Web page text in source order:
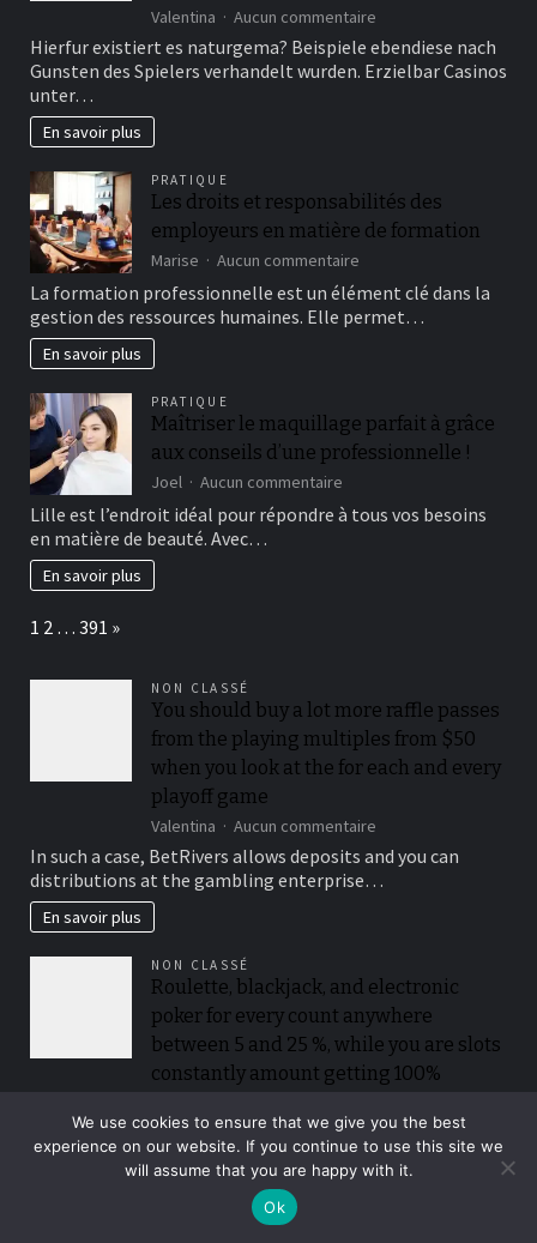
sport
Valentina Aucun commentaire
Dies
war
essentiell,
Fragen
ferner
Hilfe
bekommen
Hierfur existiert es naturgema? Beispiele ebendiese nach
Gunsten des Spielers verhandelt wurden. Erzielbar Casinos
unter…
En savoir plus
PRATIQUE
Les droits et responsabilités des
employeurs en matière de formation
Marise Aucun commentaire
droits
et
matière
de
La formation professionnelle est un élément clé dans la
gestion des ressources humaines. Elle permet…
En savoir plus
PRATIQUE
Maîtriser le maquillage parfait à grâce
aux conseils d’une professionnelle !
Joel Aucun commentaire
Maîtriser
le
!
Lille est l’endroit idéal pour répondre à tous vos besoins
en matière de beauté. Avec…
En savoir plus
Page:
1 2 … 391 Next
»
NON CLASSÉ
You should buy a lot more raffle passes
from the playing multiples from $50
when you look at the for each and every
playoff game
Valentina Aucun commentaire
You
should
buy
raffle
passes
from
the
playing
multiples
$50
when
you
In such a case, BetRivers allows deposits and you can
distributions at the gambling enterprise…
En savoir plus
NON CLASSÉ
Roulette, blackjack, and electronic
poker for every count anywhere
between 5 and 25 %, while you are slots
constantly amount getting 100%
Roulette,
blackjack,
and
The fresh new card’s identity, target, and you may past
five amounts need suit your…
We use cookies to ensure that we give you the best
experience on our website. If you continue to use this site we
will assume that you are happy with it.
Ok